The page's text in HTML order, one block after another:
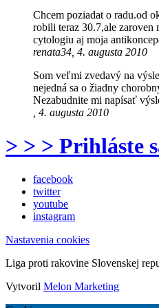
Chcem poziadat o radu.od
robili teraz 30.7,ale zaroven
cytologiu aj moja
renata34, 4. augusta 2010
Som veľmi zvedavý na
nejedná sa o žiadny
Nezabudnite mi napísať
, 4. augusta 2010
> > > Prihláste
facebook
twitter
youtube
instagram
Nastavenia cookies
Liga proti rakovine Slovenskej
Vytvoril Melon Marketing